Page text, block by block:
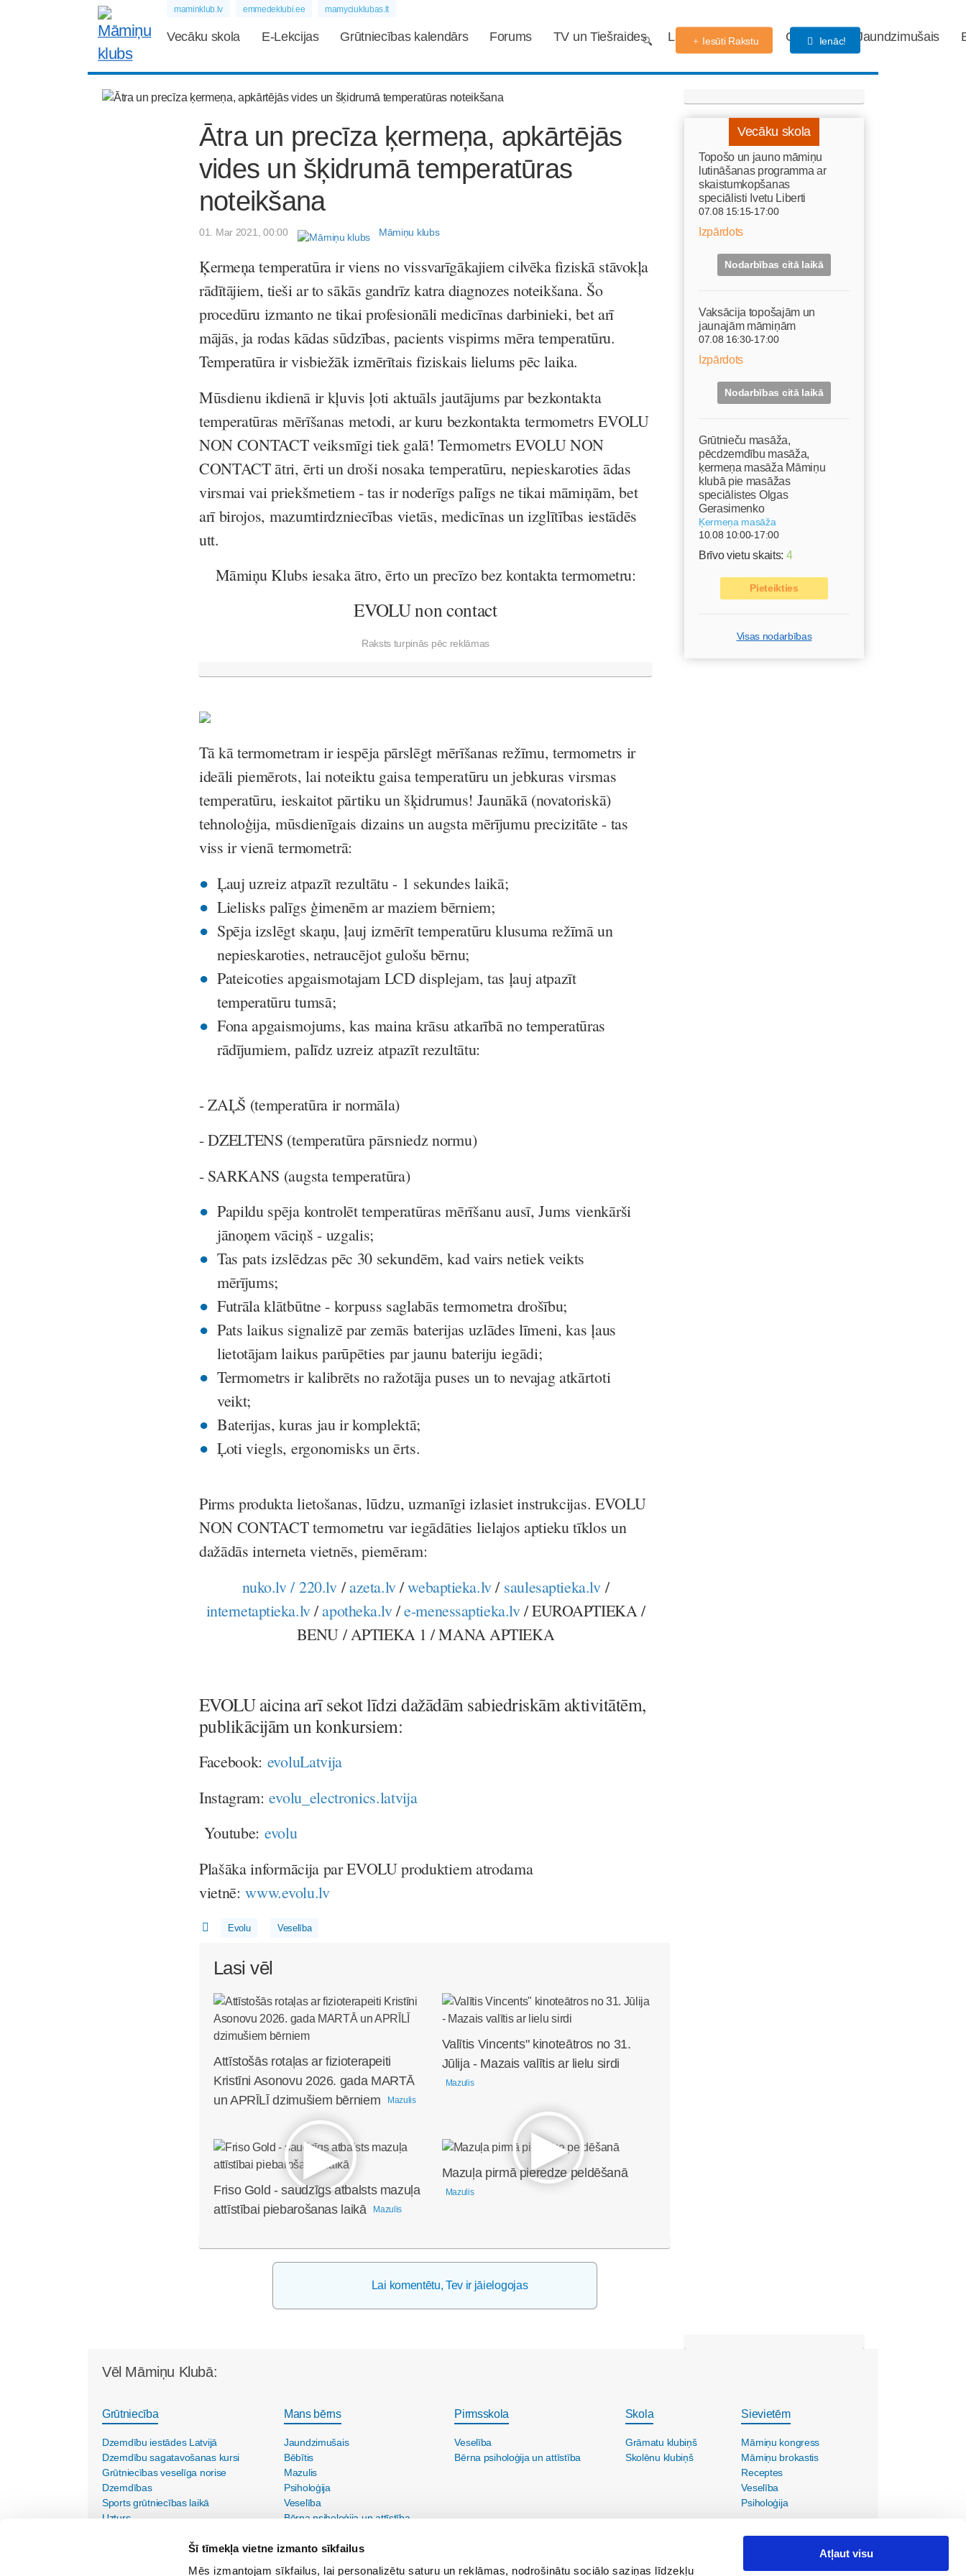
Šī tīmekļa vietne izmanto sīkfailus
Mēs izmantojam sīkfailus, lai personalizētu saturu un reklāmas, nodrošinātu sociālo saziņas līdzekļu
Atļaut visu
maminklub.lv emmedeklubi.ee mamyciuklubas.lt
Vecāku skola E-Lekcijas Grūtniecības kalendārs Forums TV un Tiešraides Labdarības fonds Gaidības Jaundzimušais
Iesūti Rakstu Ienāc!
Ātra un precīza ķermeņa, apkārtējās
vides un šķidrumā temperatūras
noteikšana
01. Mar 2021, 00:00 Māmiņu klubs
Ķermeņa temperatūra ir viens no vissvarīgākajiem cilvēka fiziskā stāvokļa
rādītājiem, tieši ar to sākās gandrīz katra diagnozes noteikšana. Šo
procedūru izmanto ne tikai profesionāli medicīnas darbinieki, bet arī
mājās, ja rodas kādas sūdzības, pacients vispirms mēra temperatūru.
Temperatūra ir visbiežāk izmērītais fiziskais lielums pēc laika.
Mūsdienu ikdienā ir kļuvis ļoti aktuāls jautājums par bezkontakta
temperatūras mērīšanas metodi, ar kuru bezkontakta termometrs EVOLU
NON CONTACT veiksmīgi tiek galā! Termometrs EVOLU NON
CONTACT ātri, ērti un droši nosaka temperatūru, nepieskaroties ādas
virsmai vai priekšmetiem - tas ir noderīgs palīgs ne tikai māmiņām, bet
arī birojos, mazumtirdzniecības vietās, medicīnas un izglītības iestādēs
utt.
Māmiņu Klubs iesaka ātro, ērto un precīzo bez kontakta termometru:
EVOLU non contact
Raksts turpinās pēc reklāmas
Tā kā termometram ir iespēja pārslēgt mērīšanas režīmu, termometrs ir
ideāli piemērots, lai noteiktu gaisa temperatūru un jebkuras virsmas
temperatūru, ieskaitot pārtiku un šķidrumus! Jaunākā (novatoriskā)
tehnoloģija, mūsdienīgais dizains un augsta mērījumu precizitāte - tas
viss ir vienā termometrā:
Ļauj uzreiz atpazīt rezultātu - 1 sekundes laikā;
Lielisks palīgs ģimenēm ar maziem bērniem;
Spēja izslēgt skaņu, ļauj izmērīt temperatūru klusuma režīmā un
nepieskaroties, netraucējot gulošu bērnu;
Pateicoties apgaismotajam LCD displejam, tas ļauj atpazīt
temperatūru tumsā;
Fona apgaismojums, kas maina krāsu atkarībā no temperatūras
rādījumiem, palīdz uzreiz atpazīt rezultātu:
- ZAĻŠ (temperatūra ir normāla)
- DZELTENS (temperatūra pārsniedz normu)
- SARKANS (augsta temperatūra)
Papildu spēja kontrolēt temperatūras mērīšanu ausī, Jums vienkārši
jānoņem vāciņš - uzgalis;
Tas pats izslēdzas pēc 30 sekundēm, kad vairs netiek veikts
mērījums;
Futrāla klātbūtne - korpuss saglabās termometra drošību;
Pats laikus signalizē par zemās baterijas uzlādes līmeni, kas ļaus
lietotājam laikus parūpēties par jaunu bateriju iegādi;
Termometrs ir kalibrēts no ražotāja puses un to nevajag atkārtoti
veikt;
Baterijas, kuras jau ir komplektā;
Ļoti viegls, ergonomisks un ērts.
Pirms produkta lietošanas, lūdzu, uzmanīgi izlasiet instrukcijas. EVOLU
NON CONTACT termometru var iegādāties lielajos aptieku tīklos un
dažādās interneta vietnēs, piemēram:
nuko.lv / 220.lv/azeta.lv/webaptieka.lv/ saulesaptieka.lv/
internetaptieka.lv/apotheka.lv/e-menessaptieka.lv/ EUROAPTIEKA /
BENU / APTIEKA 1 / MANA APTIEKA
EVOLU aicina arī sekot līdzi dažādām sabiedriskām aktivitātēm,
publikācijām un konkursiem:
Facebook: evoluLatvija
Instagram:evolu_electronics.latvija
Youtube: evolu
Plašāka informācija par EVOLU produktiem atrodama
vietnē:www.evolu.lv
Evolu Veselība
Lasi vēl
Attīstošās rotaļas ar fizioterapeiti
Kristīni Asonovu 2026. gada MARTĀ
un APRĪLĪ dzimušiem bērniem
Mazulis
Valītis Vincents" kinoteātros no 31.
Jūlija - Mazais valītis ar lielu sirdi
Mazulis
Friso Gold - saudzīgs atbalsts mazuļa
attīstībai piebarošanas laikā
Mazulis
Mazuļa pirmā pieredze peldēšanā
Mazulis
Vecāku skola
Topošo un jauno māmiņu
lutināšanas programma ar
skaistumkopšanas
speciālisti Ivetu Liberti
07.08 15:15-17:00
Izpārdots
Nodarbības citā laikā
Vaksācija topošajām un
jaunajām māmiņām
07.08 16:30-17:00
Izpārdots
Nodarbības citā laikā
Grūtnieču masāža,
pēcdzemdību masāža,
ķermeņa masāža Māmiņu
klubā pie masāžas
speciālistes Olgas
Gerasimenko
Ķermeņa masāža
10.08 10:00-17:00
Brīvo vietu skaits: 4
Pieteikties
Visas nodarbības
Lai komentētu, Tev ir jāielogojas
Vēl Māmiņu Klubā:
Grūtniecība
Dzemdību iestādes Latvijā
Dzemdību sagatavošanas kursi
Grūtniecības veselīga norise
Dzemdības
Sports grūtniecības laikā
Uzturs
Mans bērns
Jaundzimušais
Bēbītis
Mazulis
Psiholoģija
Veselība
Bērna psiholoģija un attīstība
Pirmsskola
Veselība
Bērna psiholoģija un attīstība
Skola
Grāmatu klubiņš
Skolēnu klubiņš
Sievietēm
Māmiņu kongress
Māmiņu brokastis
Receptes
Veselība
Psiholoģija